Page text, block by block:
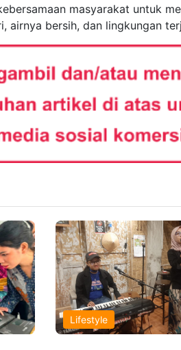
masyarakat untuk
airnya bersih, dan lingkungan
Lifestyle